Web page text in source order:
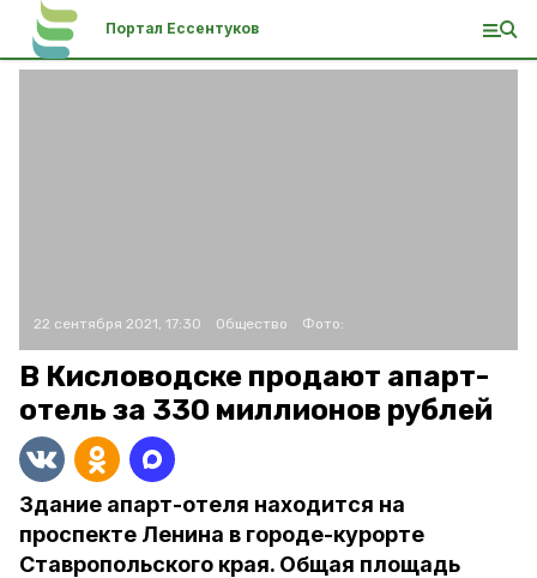
Портал Ессентуков
22 сентября 2021, 17:30 Общество Фото:
В Кисловодске продают апарт-
отель за 330 миллионов рублей
Здание апарт-отеля находится на
проспекте Ленина в городе-курорте
Ставропольского края. Общая площадь